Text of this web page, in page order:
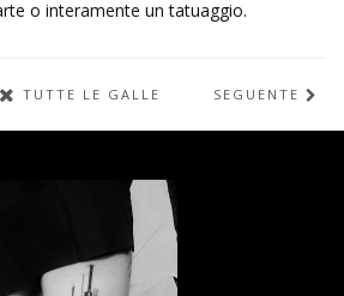
o interamente un tatuaggio.
TUTTE LE GALLERIE SEGUENTE